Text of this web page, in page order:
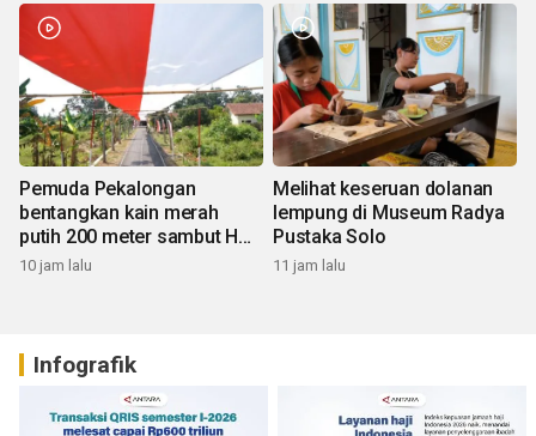
Pemuda Pekalongan
bentangkan kain merah
putih 200 meter sambut HUT
RI
10 jam lalu
Melihat keseruan dolanan
lempung di Museum Radya
Pustaka Solo
11 jam lalu
Infografik